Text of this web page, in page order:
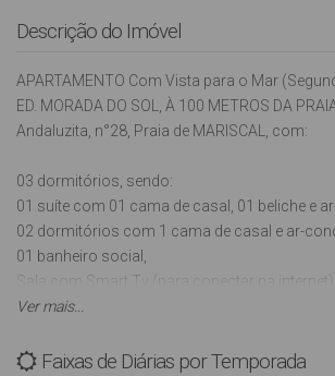
Descrição do Imóvel
APARTAMENTO Com Vista para o Mar
ED. MORADA DO SOL, À 100 METROS DA
Andaluzita, n°28, Praia de MARISCAL, com:
03 dormitórios, sendo:
01 suíte com 01 cama de casal, 01 beliche e
02 dormitórios com 1 cama de casal e ar-
01 banheiro social,
Sala com Smart Tv (para conectar na
Cozinha com utensílios básicos, microondas
Sacada com Churrasqueira e Linda Vista para
Ver mais...
Faixas de Diárias por Temporada